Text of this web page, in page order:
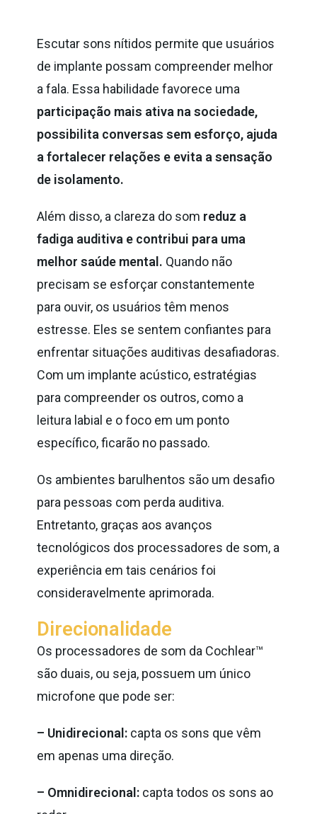
Escutar sons nítidos permite que usuários
de implante possam compreender melhor
a fala. Essa habilidade favorece uma
participação mais ativa na sociedade,
possibilita conversas sem esforço, ajuda
a fortalecer relações e evita a sensação
de isolamento.
Além disso, a clareza do som reduz a
fadiga auditiva e contribui para uma
melhor saúde mental. Quando não
precisam se esforçar constantemente
para ouvir, os usuários têm menos
estresse. Eles se sentem confiantes para
enfrentar situações auditivas desafiadoras.
Com um implante acústico, estratégias
para compreender os outros, como a
leitura labial e o foco em um ponto
específico, ficarão no passado.
Os ambientes barulhentos são um desafio
para pessoas com perda auditiva.
Entretanto, graças aos avanços
tecnológicos dos processadores de som, a
experiência em tais cenários foi
consideravelmente aprimorada.
Direcionalidade
Os processadores de som da Cochlear™
são duais, ou seja, possuem um único
microfone que pode ser:
– Unidirecional: capta os sons que vêm
em apenas uma direção.
– Omnidirecional: capta todos os sons ao